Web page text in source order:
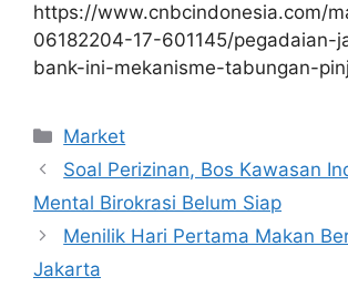
https://www.cnbcindonesia.com/
06182204-17-601145/pegadaian-
bank-ini-mekanisme-tabungan-
Kategori
Market
Soal Perizinan, Bos Kawasan
Mental Birokrasi Belum Siap
Menilik Hari Pertama Makan
Jakarta